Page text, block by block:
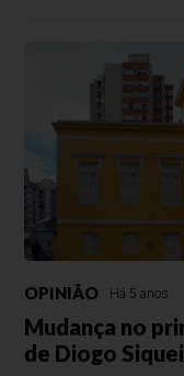
OPINIÃO Há 5 anos
Mudança no
de Diogo